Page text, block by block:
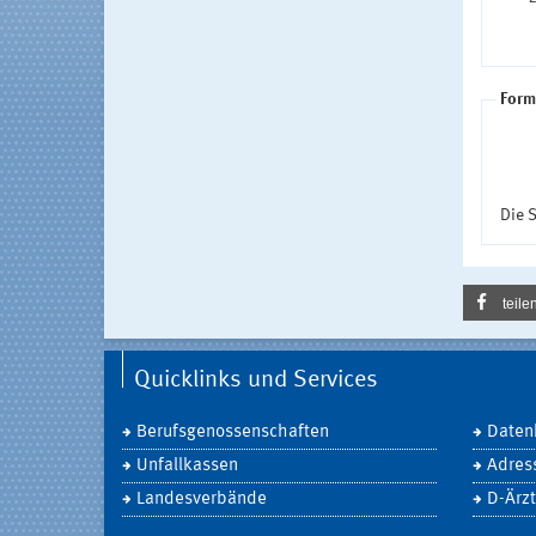
Die
Quicklinks und Services
Berufsgenossenschaften
Unfallkassen
Landesverbände
D-